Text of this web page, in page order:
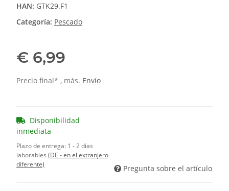
HAN: GTK29.F1
Categoría: Pescado
€ 6,99
Precio final* , más. Envío
Disponibilidad
inmediata
Plazo de entrega: 1 - 2 días
laborables (DE - en el extranjero
diferente)
Pregunta sobre el artículo